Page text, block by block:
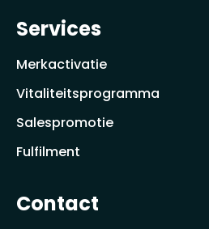
Services
Merkactivatie
Vitaliteitsprogramma
Salespromotie
Fulfilment
Contact